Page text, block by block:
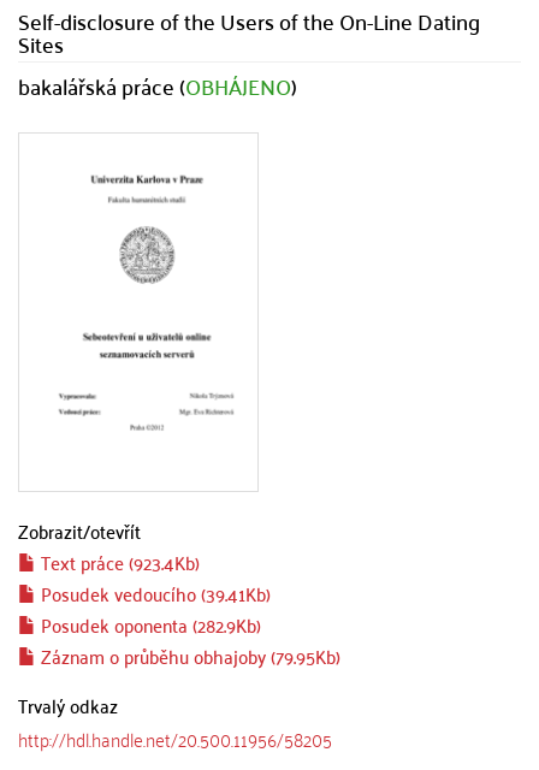
Self-disclosure of the Users of the On-Line Dating
Sites
bakalářská práce (OBHÁJENO)
Zobrazit/otevřít
Text práce (923.4Kb)
Posudek vedoucího (39.41Kb)
Posudek oponenta (282.9Kb)
Záznam o průběhu obhajoby (79.95Kb)
Trvalý odkaz
http://hdl.handle.net/20.500.11956/58205